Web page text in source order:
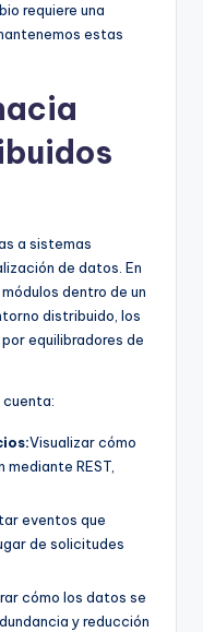
requiere una
estas
a sistemas
de datos. En
dentro de un
distribuido, los
equilibradores de
cuenta:
Visualizar cómo
REST,
eventos que
de solicitudes
cómo los datos se
y reducción